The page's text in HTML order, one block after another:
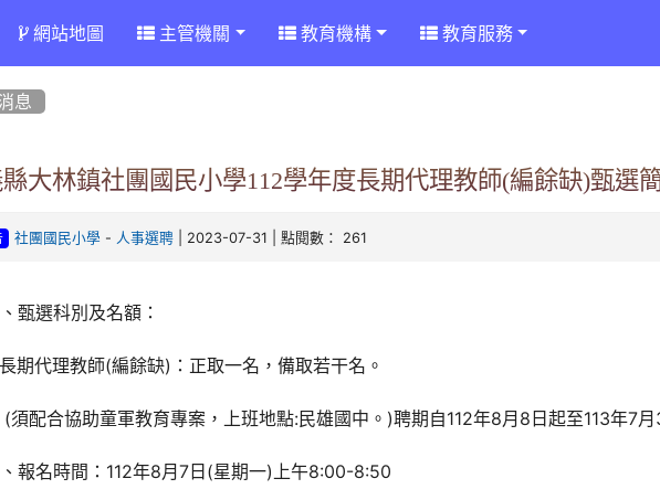
網站地圖 主管機關 教育機構 教育服務
息
大林鎮社團國民小學112學年度長期代理教師(編餘缺)甄選
社團國民小學 - 人事選聘 | 2023-07-31 | 點閱數： 261
甄選科別及名額：
代理教師(編餘缺)：正取一名，備取若干名。
配合協助童軍教育專案，上班地點:民雄國中。)聘期自112年8月8日起至113年7月
報名時間：112年8月7日(星期一)上午8:00-8:50